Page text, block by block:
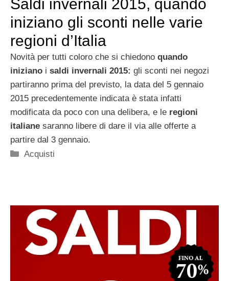
Saldi invernali 2015, quando
iniziano gli sconti nelle varie
regioni d’Italia
Novità per tutti coloro che si chiedono quando
iniziano i saldi invernali 2015: gli sconti nei negozi
partiranno prima del previsto, la data del 5 gennaio
2015 precedentemente indicata è stata infatti
modificata da poco con una delibera, e le regioni
italiane saranno libere di dare il via alle offerte a
partire dal 3 gennaio.
Categorie
Acquisti